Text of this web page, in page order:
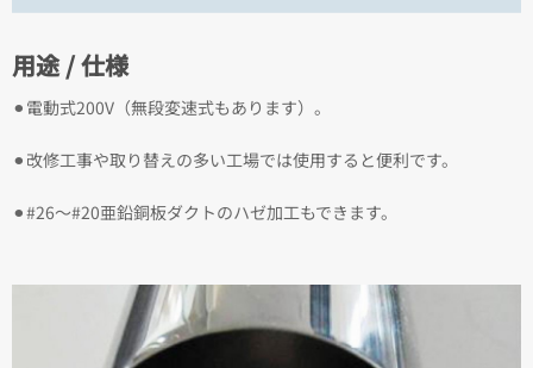
用途 / 仕様
⚫︎電動式200V（無段変速式もあります）。
⚫︎改修工事や取り替えの多い工場では使用すると便利です。
⚫︎#26～#20亜鉛銅板ダクトのハゼ加工もできます。